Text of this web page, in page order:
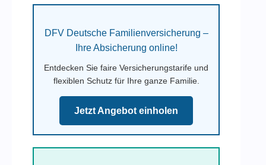
DFV Deutsche Familienversicherung –
Ihre Absicherung online!
Entdecken Sie faire Versicherungstarife und
flexiblen Schutz für Ihre ganze Familie.
Jetzt Angebot einholen